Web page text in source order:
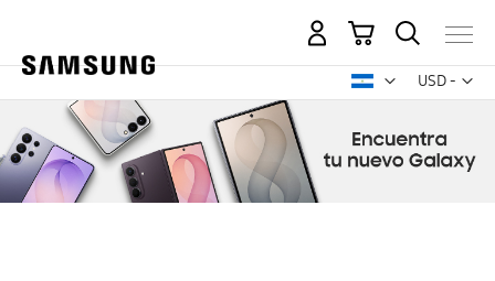
USD -
dólar
Mi carrito